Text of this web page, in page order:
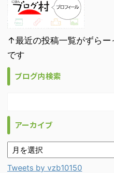
↑最近の投稿一覧がずらー
です
ブログ内検索
アーカイブ
Tweets by vzb10150